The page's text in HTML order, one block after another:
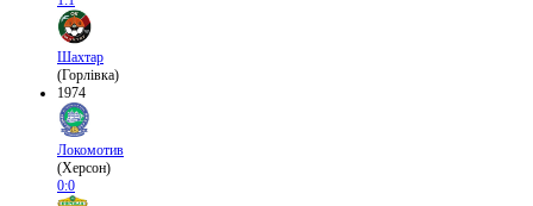
Шахтар
(Горлівка)
1974
Локомотив
(Херсон)
0:0